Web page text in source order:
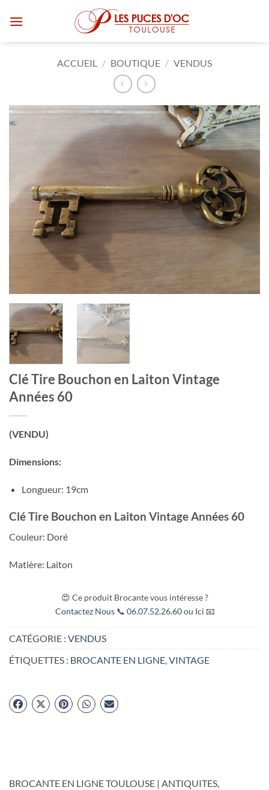
ACCUEIL / BOUTIQUE / VENDUS
Clé Tire Bouchon en Laiton Vintage
Années 60
(VENDU)
Dimensions:
Longueur: 19cm
Clé Tire Bouchon en Laiton Vintage Années 60
Couleur: Doré
Matière: Laiton
😍 Ce produit Brocante vous intéresse ?
Contactez Nous 📞 06.07.52.26.60 ou Ici 📧
CATÉGORIE : VENDUS
ÉTIQUETTES : BROCANTE EN LIGNE,VINTAGE
BROCANTE EN LIGNE TOULOUSE | ANTIQUITES,